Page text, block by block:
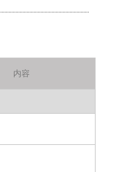
内容